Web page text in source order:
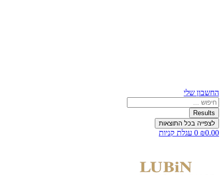
החשבון שלי
Search
...
Results
לצפייה בכל התוצאות
₪0.00
0 עגלת קניות